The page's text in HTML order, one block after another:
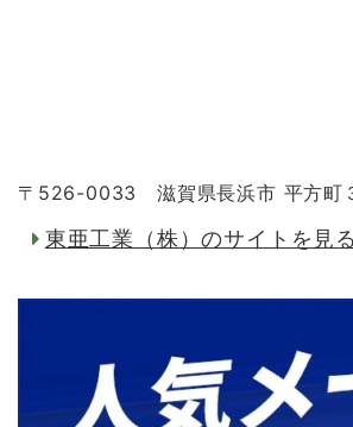
〒526-0033 滋賀県長浜市 平方町
東亜工業（株）のサイトを見る